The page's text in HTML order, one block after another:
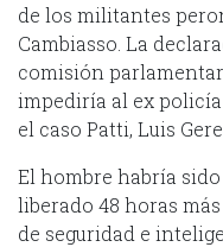
de los militantes
Cambiasso. La
comisión
impediría al ex policía
el caso Patti, Luis
El hombre habría
liberado 48 horas
de seguridad e